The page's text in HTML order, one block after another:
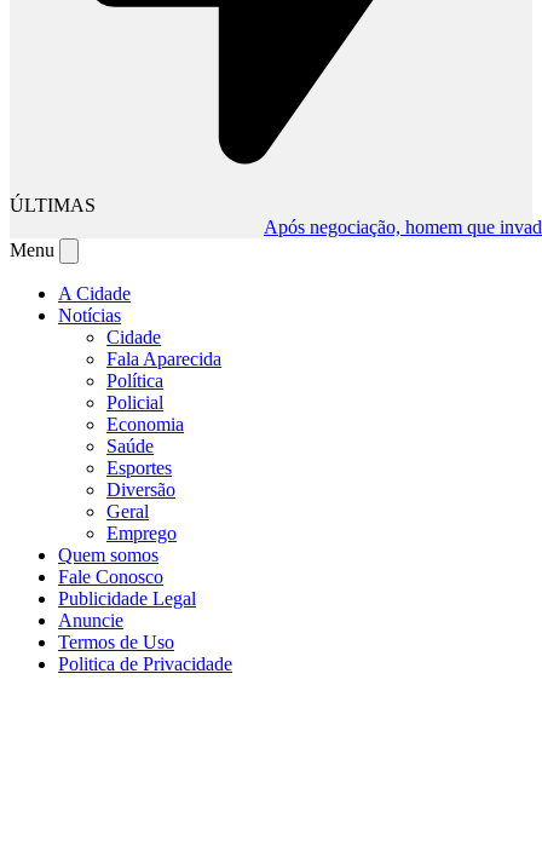
ÚLTIMAS
Após negociação, homem que invadiu
Menu
A Cidade
Notícias
Cidade
Fala Aparecida
Política
Policial
Economia
Saúde
Esportes
Diversão
Geral
Emprego
Quem somos
Fale Conosco
Publicidade Legal
Anuncie
Termos de Uso
Politica de Privacidade